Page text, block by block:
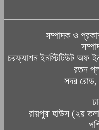
সম্পাদক ও
চরফ্যাশন ইনস্টিটিউট অফ
রতন
সদর
রায়পুরা হাউস (২য়